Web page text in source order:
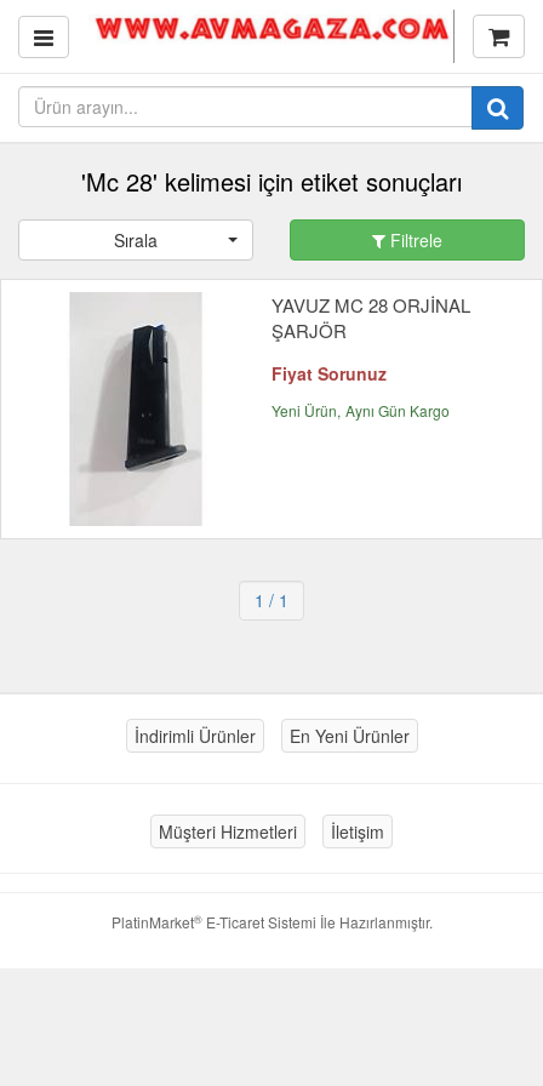
'Mc 28' kelimesi için etiket sonuçları
Sırala Filtrele
YAVUZ MC 28 ORJİNAL
ŞARJÖR
Fiyat Sorunuz
Yeni Ürün Aynı Gün Kargo
1 / 1
İndirimli Ürünler En Yeni Ürünler
Müşteri Hizmetleri İletişim
PlatinMarket®E-Ticaret Sistemi İle Hazırlanmıştır.